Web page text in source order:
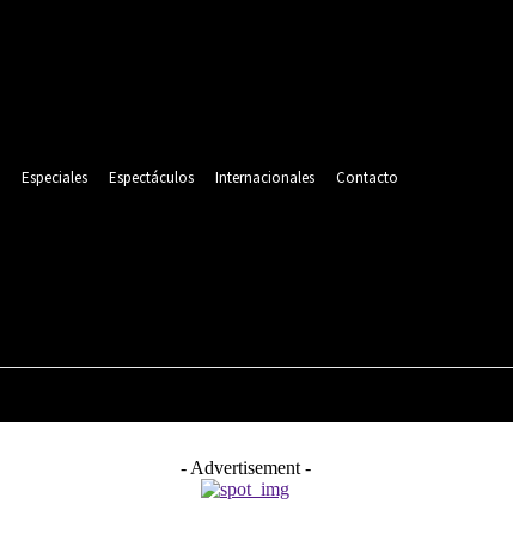
Especiales Espectáculos Internacionales Contacto
- Advertisement -